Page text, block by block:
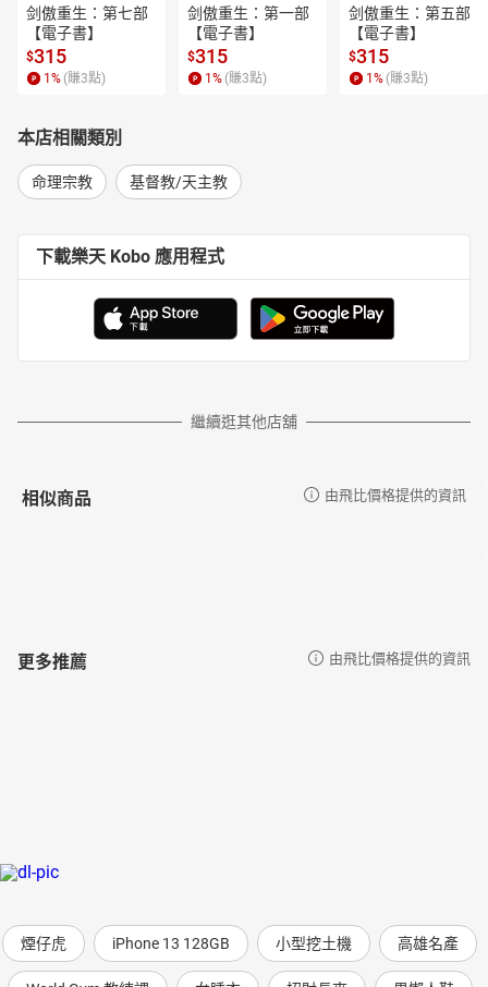
剑傲重生：第七部
【電子書】
$315
1 % (賺3點)
剑傲重生：第一部
【電子書】
$315
1 % (賺3點)
剑傲重生：第五部
【電子書】
$315
1 % (賺3點)
本店相關類別
命理宗教 基督教/天主教
下載樂天 Kobo 應用程式
繼續逛其他店舖
相似商品 由飛比價格提供的資訊
更多推薦 由飛比價格提供的資訊
煙仔虎 iPhone 13 128GB 小型挖土機 高雄名產